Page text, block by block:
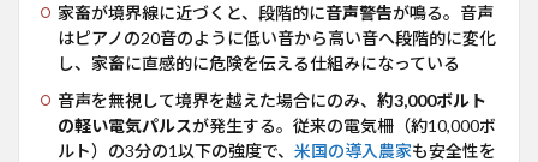
体系
ネス
モデ
ル
家畜が境界線に近づくと、段階的に音声警告が鳴る。音声
はピアノの20音のように低い音から高い音へ段階的に変化
し、家畜に直感的に危険を伝える仕組みになっている
音声を無視して境界を越えた場合にのみ、 約3,000ボルト
の軽い電気パルスが発生する。従来の電気柵（約10,000ボ
ルト）の3分の1以下の強度で、 米国の導入農家も安全性を